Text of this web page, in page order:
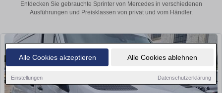
Alle Cookies akzeptieren Alle Cookies ablehnen
Einstellungen Datenschutzerklärung
Entdecken Sie gebrauchte Sprinter von Mercedes in verschiedenen
Ausführungen und Preisklassen von privat und vom Händler.